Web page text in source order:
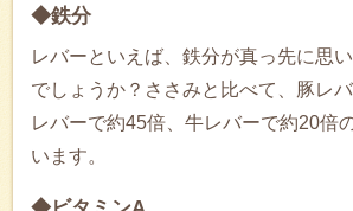
◆鉄分
レバーといえば、鉄分が真っ先に思
でしょうか？ささみと比べて、豚レ
レバーで約45倍、牛レバーで約20倍
います。